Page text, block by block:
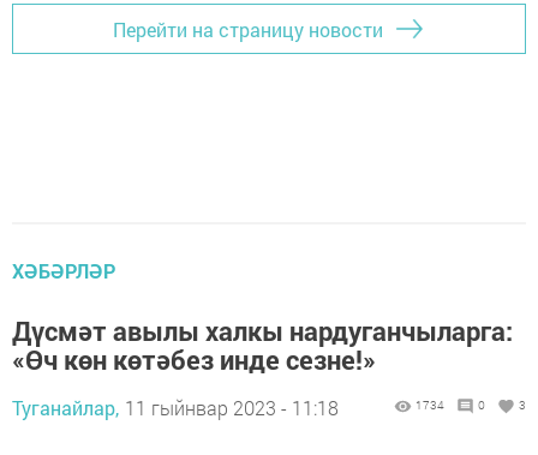
Перейти на страницу новости
ХӘБӘРЛӘР
Дүсмәт авылы халкы нардуганчыларга:
«Өч көн көтәбез инде сезне!»
Туганайлар, 11 гыйнвар 2023 - 11:18 1734 0 3